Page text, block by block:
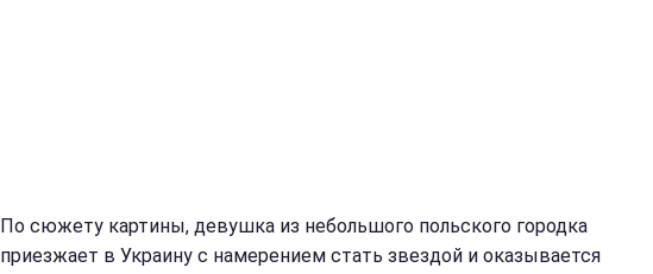
По сюжету картины, девушка из небольшого польского городка
приезжает в Украину с намерением стать звездой и оказывается